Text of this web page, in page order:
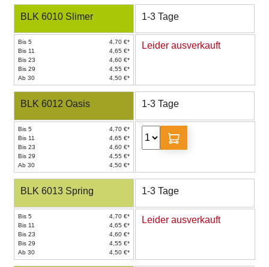
BLK 6010 Slimer 1-3 Tage
Bis 5
4,70 €*
Bis 11
4,65 €*
Bis 23
4,60 €*
Bis 29
4,55 €*
Ab 30
4,50 €*
Leider ausverkauft
BLK 6012 Oasis 1-3 Tage
Bis 5
4,70 €*
Bis 11
4,65 €*
Bis 23
4,60 €*
Bis 29
4,55 €*
Ab 30
4,50 €*
BLK 6013 Spring 1-3 Tage
Bis 5
4,70 €*
Bis 11
4,65 €*
Bis 23
4,60 €*
Bis 29
4,55 €*
Ab 30
4,50 €*
Leider ausverkauft